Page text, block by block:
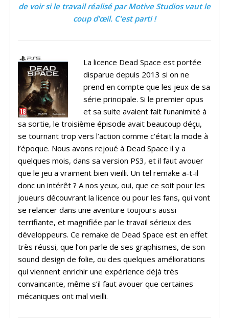
de voir si le travail réalisé par Motive Studios vaut le
coup d’œil. C’est parti !
La licence Dead Space est portée
disparue depuis 2013 si on ne
prend en compte que les jeux de sa
série principale. Si le premier opus
et sa suite avaient fait l’unanimité à
sa sortie, le troisième épisode avait beaucoup déçu,
se tournant trop vers l’action comme c’était la mode à
l’époque. Nous avons rejoué à Dead Space il y a
quelques mois, dans sa version PS3, et il faut avouer
que le jeu a vraiment bien vieilli. Un tel remake a-t-il
donc un intérêt ? A nos yeux, oui, que ce soit pour les
joueurs découvrant la licence ou pour les fans, qui vont
se relancer dans une aventure toujours aussi
terrifiante, et magnifiée par le travail sérieux des
développeurs. Ce remake de Dead Space est en effet
très réussi, que l’on parle de ses graphismes, de son
sound design de folie, ou des quelques améliorations
qui viennent enrichir une expérience déjà très
convaincante, même s’il faut avouer que certaines
mécaniques ont mal vieilli.